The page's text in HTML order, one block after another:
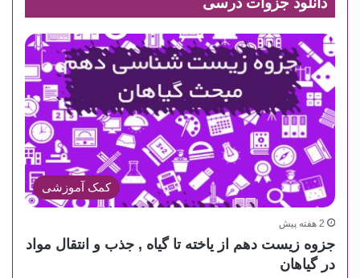
کمک آموزشی
2 هفته پیش
جزوه زیست دهم از یاخته تا گیاه , جذب و انتقال مواد
در گیاهان